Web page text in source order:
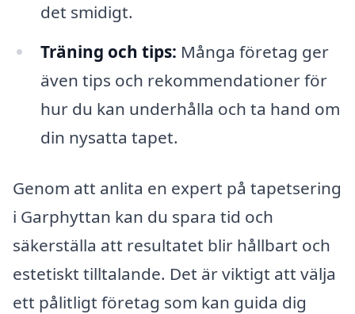
det smidigt.
Träning och tips: Många företag ger
även tips och rekommendationer för
hur du kan underhålla och ta hand om
din nysatta tapet.
Genom att anlita en expert på tapetsering
i Garphyttan kan du spara tid och
säkerställa att resultatet blir hållbart och
estetiskt tilltalande. Det är viktigt att välja
ett pålitligt företag som kan guida dig